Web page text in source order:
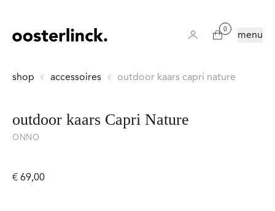
0 menu
shop accessoires outdoor kaars capri nature
outdoor kaars Capri Nature
ONNO
€ 69,00